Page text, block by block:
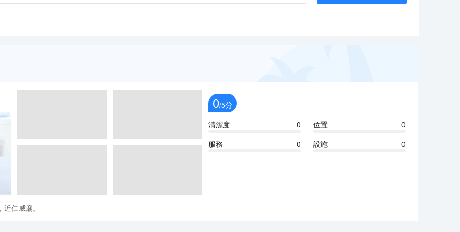
0/5分
清潔度
0 位置
0
服務
0 設施 0
仁威廟。